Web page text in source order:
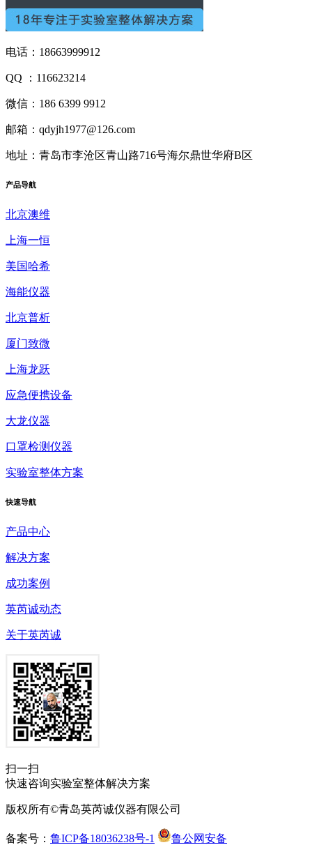
电话：18663999912
QQ ：116623214
微信：186 6399 9912
邮箱：qdyjh1977@126.com
地址：青岛市李沧区青山路716号海尔鼎世华府B区
产品导航
北京澳维
上海一恒
美国哈希
海能仪器
北京普析
厦门致微
上海龙跃
应急便携设备
大龙仪器
口罩检测仪器
实验室整体方案
快速导航
产品中心
解决方案
成功案例
英芮诚动态
关于英芮诚
扫一扫
快速咨询实验室整体解决方案
版权所有©青岛英芮诚仪器有限公司
备案号： 鲁ICP备18036238号-1
鲁公网安备